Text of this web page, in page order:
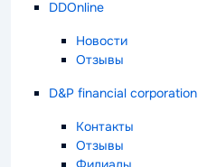
DDOnline
Новости
Отзывы
D&P financial corporation
Контакты
Отзывы